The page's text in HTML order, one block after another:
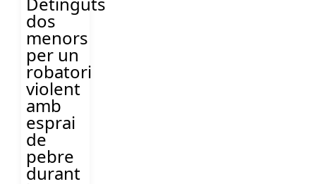
dos
menors
per un
robatori
violent
amb
esprai
de
pebre
durant